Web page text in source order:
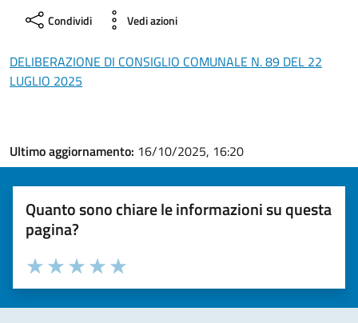
Condividi Vedi azioni
DELIBERAZIONE DI CONSIGLIO COMUNALE N. 89 DEL 22
LUGLIO 2025
Ultimo aggiornamento: 16/10/2025, 16:20
Quanto sono chiare le informazioni su questa
pagina?
Valuta la chiarezza delle informazioni (da 1 a 5 stelle)
Seleziona il numero di stelle per valutare la chiarezza delle
Valuta 5 stelle su 5
Valuta 4 stelle su 5
Valuta 3 stelle su 5
Valuta 2 stelle su 5
Valuta 1 stelle su 5